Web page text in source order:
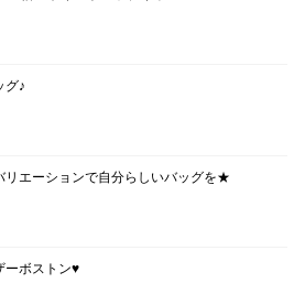
グ♪
リエーションで自分らしいバッグを★
ーボストン♥